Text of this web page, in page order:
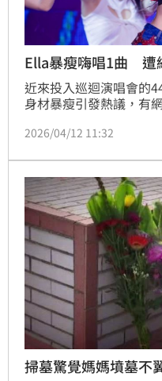
Ella暴瘦嗨唱1曲 遭
近來投入巡迴演唱會的
身材暴瘦引發熱議，有
蔡佩伶報導
2026/04/12 11:32
掃墓驚覺媽媽墳墓